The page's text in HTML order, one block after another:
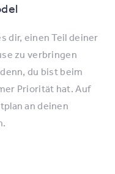
dir, einen Teil deiner
zu verbringen
du bist beim
Priorität hat. Auf
an deinen